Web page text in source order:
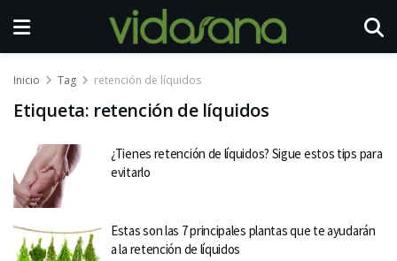
Inicio Tag retención de líquidos
Etiqueta: retención de líquidos
¿Tienes retención de líquidos? Sigue estos tips para
evitarlo
Estas son las 7 principales plantas que te ayudarán
a la retención de líquidos